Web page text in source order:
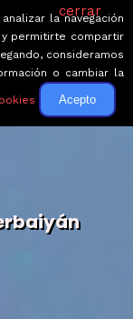
cerrar
la navegación
permitirte compartir
consideramos
o cambiar la
Acepto